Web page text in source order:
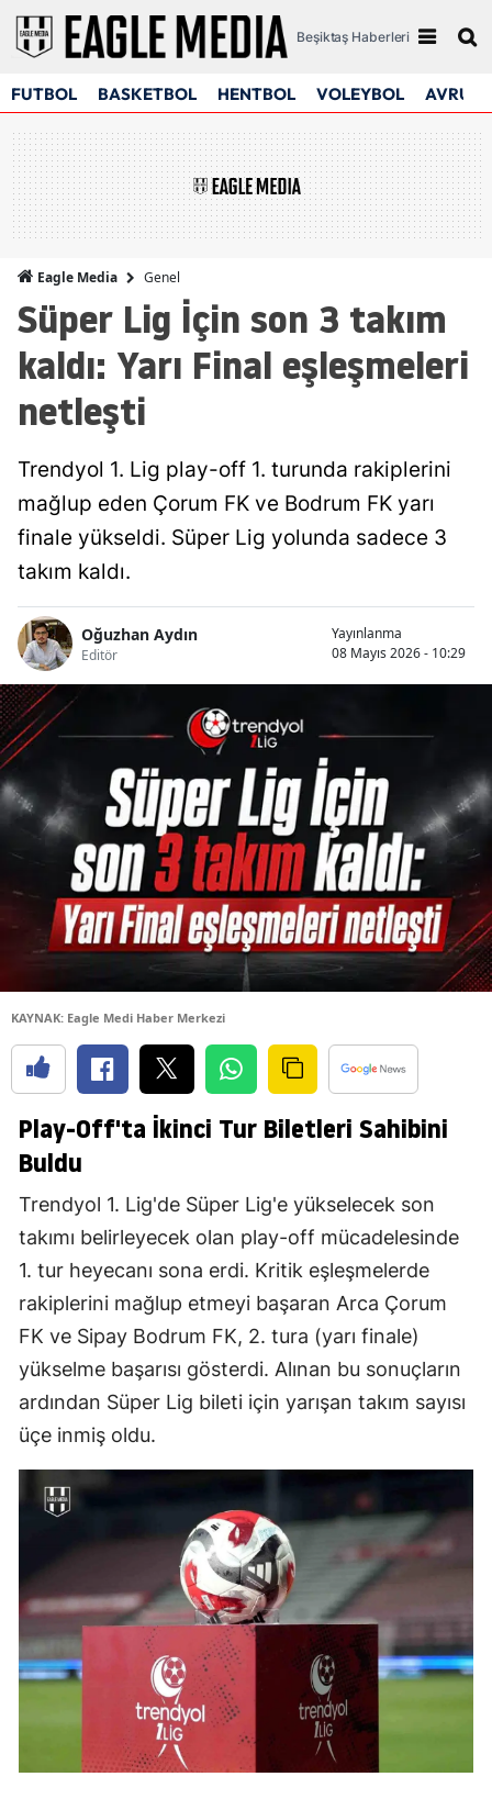
Beşiktaş Haberleri
FUTBOL BASKETBOL HENTBOL VOLEYBOL
Eagle Media Genel
Süper Lig İçin son 3 takım
kaldı: Yarı Final eşleşmeleri
netleşti
Trendyol 1. Lig play-off 1. turunda rakiplerini
mağlup eden Çorum FK ve Bodrum FK yarı
finale yükseldi. Süper Lig yolunda sadece 3
takım kaldı.
Oğuzhan Aydın
Editör
Yayınlanma
08 Mayıs 2026 - 10:29
KAYNAK: Eagle Medi Haber Merkezi
Play-Off'ta İkinci Tur Biletleri Sahibini
Buldu
Trendyol 1. Lig'de Süper Lig'e yükselecek son
takımı belirleyecek olan play-off mücadelesinde
1. tur heyecanı sona erdi. Kritik eşleşmelerde
rakiplerini mağlup etmeyi başaran Arca Çorum
FK ve Sipay Bodrum FK, 2. tura (yarı finale)
yükselme başarısı gösterdi. Alınan bu sonuçların
ardından Süper Lig bileti için yarışan takım sayısı
üçe inmiş oldu.